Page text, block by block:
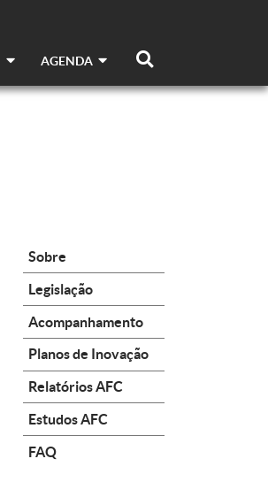
AGENDA
Sobre
Legislação
Acompanhamento
Planos de Inovação
Relatórios AFC
Estudos AFC
FAQ